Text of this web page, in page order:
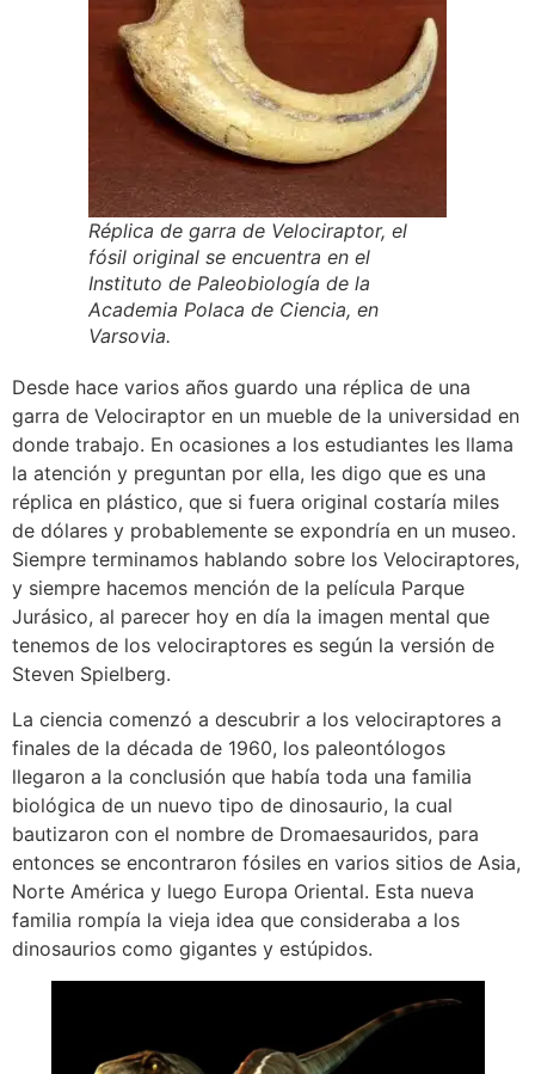
Réplica de garra de Velociraptor, el
fósil original se encuentra en el
Instituto de Paleobiología de la
Academia Polaca de Ciencia, en
Varsovia.
Desde hace varios años guardo una réplica de una
garra de Velociraptor en un mueble de la universidad en
donde trabajo. En ocasiones a los estudiantes les llama
la atención y preguntan por ella, les digo que es una
réplica en plástico, que si fuera original costaría miles
de dólares y probablemente se expondría en un museo.
Siempre terminamos hablando sobre los Velociraptores,
y siempre hacemos mención de la película Parque
Jurásico, al parecer hoy en día la imagen mental que
tenemos de los velociraptores es según la versión de
Steven Spielberg.
La ciencia comenzó a descubrir a los velociraptores a
finales de la década de 1960, los paleontólogos
llegaron a la conclusión que había toda una familia
biológica de un nuevo tipo de dinosaurio, la cual
bautizaron con el nombre de Dromaesauridos, para
entonces se encontraron fósiles en varios sitios de Asia,
Norte América y luego Europa Oriental. Esta nueva
familia rompía la vieja idea que consideraba a los
dinosaurios como gigantes y estúpidos.